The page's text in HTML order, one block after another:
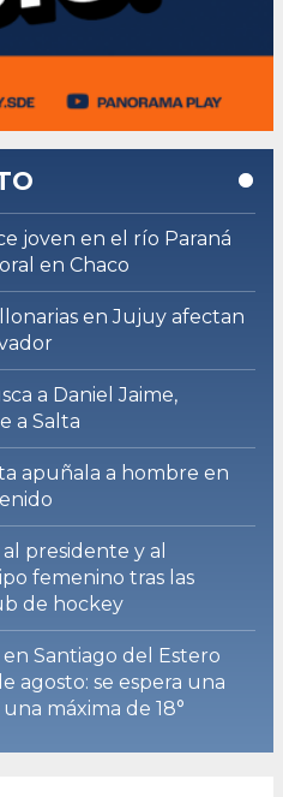
joven en el río Paraná
en Chaco
en Jujuy afectan
a Daniel Jaime,
a Salta
apuñala a hombre en
presidente y al
femenino tras las
de hockey
Santiago del Estero
agosto: se espera una
máxima de 18°